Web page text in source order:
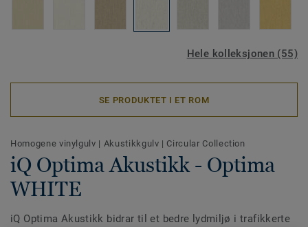
Hele kolleksjonen (55)
SE PRODUKTET I ET ROM
Homogene vinylgulv | Akustikkgulv | Circular Collection
iQ Optima Akustikk - Optima
WHITE
iQ Optima Akustikk bidrar til et bedre lydmiljø i trafikkerte